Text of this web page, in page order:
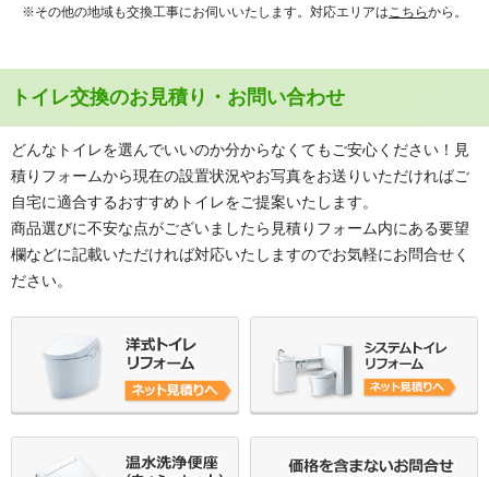
※その他の地域も交換工事にお伺いいたします。対応エリアはこちらから。
トイレ交換のお見積り・お問い合わせ
どんなトイレを選んでいいのか分からなくてもご安心ください！見
積りフォームから現在の設置状況やお写真をお送りいただければご
自宅に適合するおすすめトイレをご提案いたします。
商品選びに不安な点がございましたら見積りフォーム内にある要望
欄などに記載いただければ対応いたしますのでお気軽にお問合せく
ださい。